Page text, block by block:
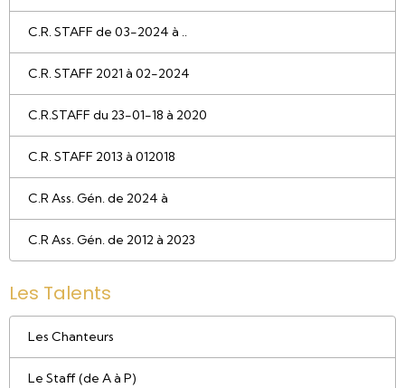
C.R. STAFF de 03-2024 à ..
C.R. STAFF 2021 à 02-2024
C.R.STAFF du 23-01-18 à 2020
C.R. STAFF 2013 à 012018
C.R Ass. Gén. de 2024 à
C.R Ass. Gén. de 2012 à 2023
Les Talents
Les Chanteurs
Le Staff (de A à P)